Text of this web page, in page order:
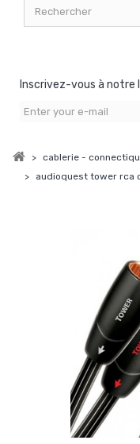
Inscrivez-vous à
> cablerie -
>
audioquest tower rca